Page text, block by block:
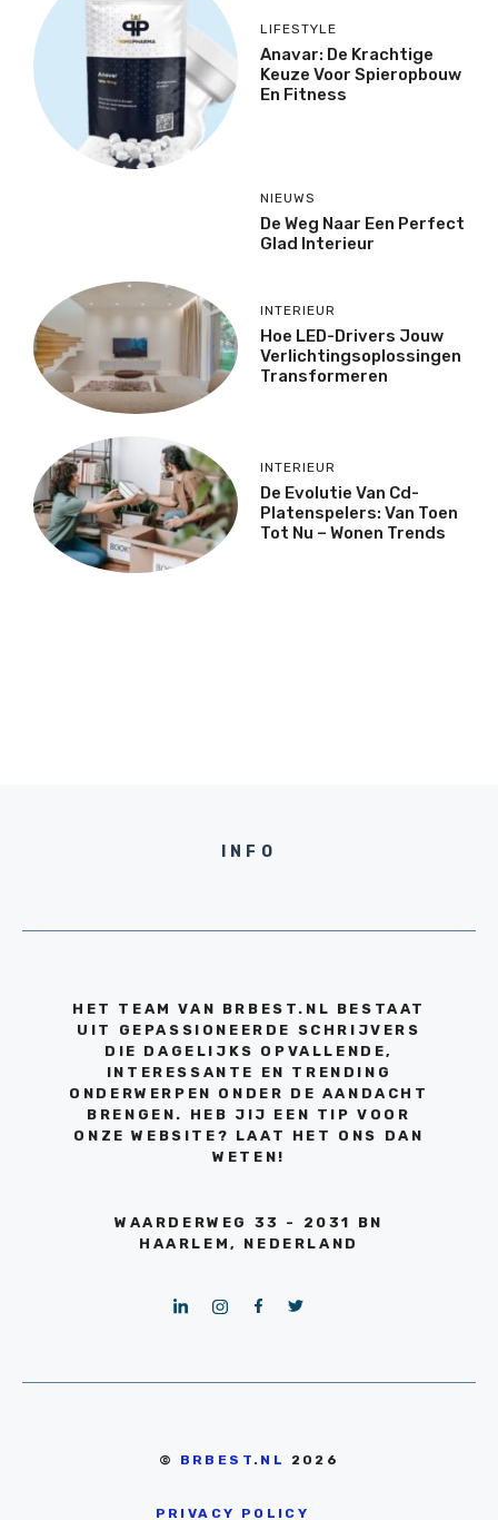
LIFESTYLE
Anavar: De Krachtige
Keuze Voor Spieropbouw
En Fitness
NIEUWS
De Weg Naar Een Perfect
Glad Interieur
INTERIEUR
Hoe LED-Drivers Jouw
Verlichtingsoplossingen
Transformeren
INTERIEUR
De Evolutie Van Cd-
Platenspelers: Van Toen
Tot Nu – Wonen Trends
INFO
HET TEAM VAN BRBEST.NL BESTAAT
UIT GEPASSIONEERDE SCHRIJVERS
DIE DAGELIJKS OPVALLENDE,
INTERESSANTE EN TRENDING
ONDERWERPEN ONDER DE AANDACHT
BRENGEN. HEB JIJ EEN TIP VOOR
ONZE WEBSITE? LAAT HET ONS DAN
WETEN!
WAARDERWEG 33 - 2031 BN
HAARLEM, NEDERLAND
© BRBEST.NL 2026
PRIVACY POLICY